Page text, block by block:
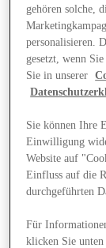
Angebote
gehören solche,
personalisieren.
gesetzt, wenn
Sie in unserer
Sie können Ihre
Einwilligung
Website auf
Einfluss auf die
durchgeführten
Für
klicken Sie